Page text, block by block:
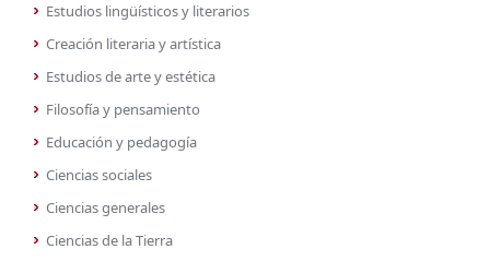
Estudios lingüísticos y literarios
Creación literaria y artística
Estudios de arte y estética
Filosofía y pensamiento
Educación y pedagogía
Ciencias sociales
Ciencias generales
Ciencias de la Tierra